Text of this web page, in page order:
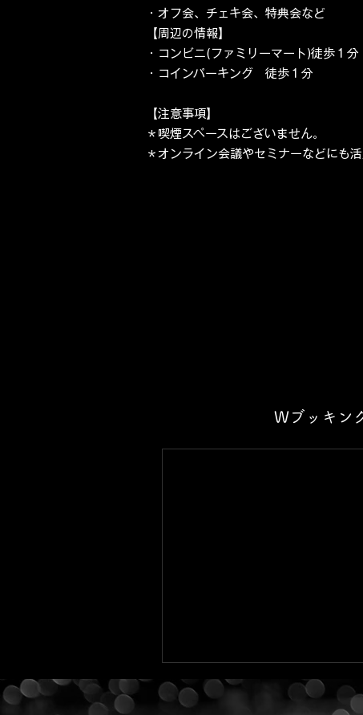
・オフ会、チェキ会、特典会など
【周辺の情報】
・コンビニ(ファミリーマート)徒歩１分
・コインパーキング 徒歩１分
【注意事項】
＊喫煙スペースはございません。
＊オンライン会議やセミナーなどにも活
Wブッキン